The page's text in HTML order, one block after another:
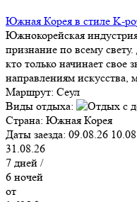
Южная Корея в стиле K-
Южнокорейская
признание по всему
кто только начинает свое
направлениям искусства,
Маршрут: Сеул
Виды отдыха:
Страна: Южная Корея
Даты заезда: 09.08.26
31.08.26
7 дней /
6 ночей
от